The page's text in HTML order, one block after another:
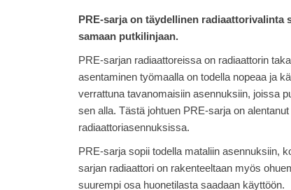
PRE-sarja on täydellinen
samaan putkilinjaan.
PRE-sarjan radiaattoreissa on radiaattorin
asentaminen työmaalla on todella nopeaa ja
verrattuna tavanomaisiin asennuksiin, joissa
sen alla. Tästä johtuen PRE-sarja on
radiaattoriasennuksissa.
PRE-sarja sopii todella mataliin asennuksiin,
sarjan radiaattori on rakenteeltaan myös
suurempi osa huonetilasta saadaan käyttöön.